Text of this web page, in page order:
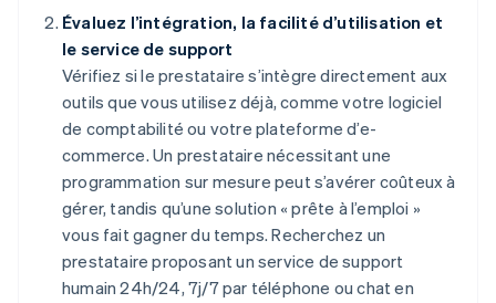
Évaluez l’intégration, la facilité d’utilisation et
le service de support
Vérifiez si le prestataire s’intègre directement aux
outils que vous utilisez déjà, comme votre logiciel
de comptabilité ou votre plateforme d’e-
commerce. Un prestataire nécessitant une
programmation sur mesure peut s’avérer coûteux à
gérer, tandis qu’une solution « prête à l’emploi »
vous fait gagner du temps. Recherchez un
prestataire proposant un service de support
humain 24h/24, 7j/7 par téléphone ou chat en